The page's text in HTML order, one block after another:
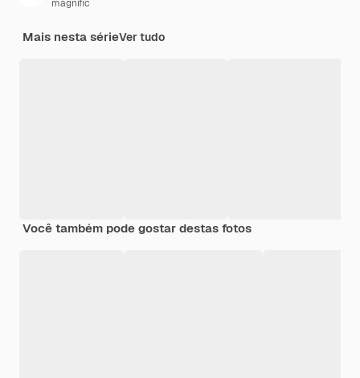
magnific
Mais nesta sérieVer tudo
Você também pode gostar destas fotos